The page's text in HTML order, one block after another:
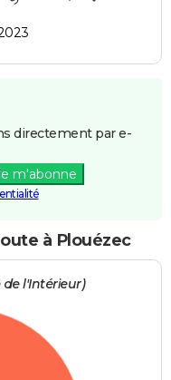
directement par e-
m'abonne
à Plouézec
de l'Intérieur)